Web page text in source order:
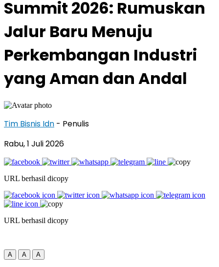
Summit 2026: Rumuskan
Jalur Baru Menuju
Perkembangan Industri
yang Aman dan Andal
Tim Bisnis Idn - Penulis
Rabu, 1 Juli 2026
URL berhasil dicopy
URL berhasil dicopy
A A A